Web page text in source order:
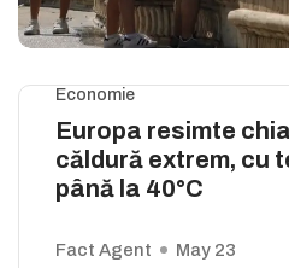
Economie
Europa resimte
căldură extrem, cu
până la 40°C
Fact Agent May 23